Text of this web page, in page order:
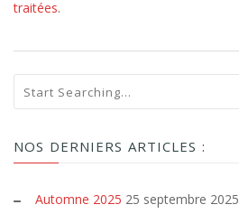
traitées.
NOS DERNIERS ARTICLES :
Automne 2025 25 septembre 2025